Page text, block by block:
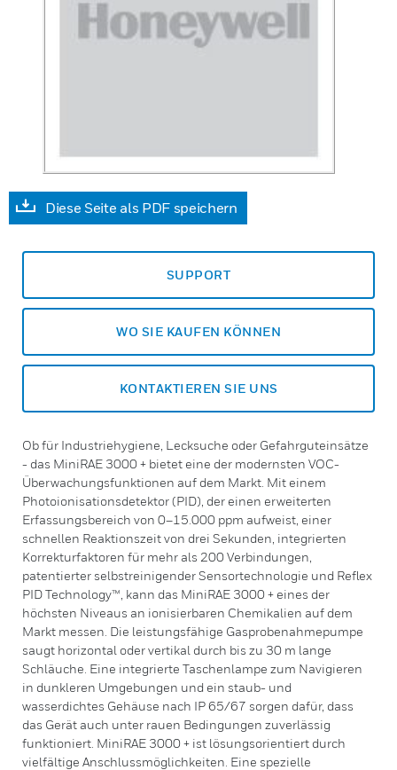
Diese Seite als PDF speichern
SUPPORT
WO SIE KAUFEN KÖNNEN
KONTAKTIEREN SIE UNS
Ob für Industriehygiene, Lecksuche oder Gefahrguteinsätze
- das MiniRAE 3000 + bietet eine der modernsten VOC-
Überwachungsfunktionen auf dem Markt. Mit einem
Photoionisationsdetektor (PID), der einen erweiterten
Erfassungsbereich von 0–15.000 ppm aufweist, einer
schnellen Reaktionszeit von drei Sekunden, integrierten
Korrekturfaktoren für mehr als 200 Verbindungen,
patentierter selbstreinigender Sensortechnologie und Reflex
PID Technology™, kann das MiniRAE 3000 + eines der
höchsten Niveaus an ionisierbaren Chemikalien auf dem
Markt messen. Die leistungsfähige Gasprobenahmepumpe
saugt horizontal oder vertikal durch bis zu 30 m lange
Schläuche. Eine integrierte Taschenlampe zum Navigieren
in dunkleren Umgebungen und ein staub- und
wasserdichtes Gehäuse nach IP 65/67 sorgen dafür, dass
das Gerät auch unter rauen Bedingungen zuverlässig
funktioniert. MiniRAE 3000 + ist lösungsorientiert durch
vielfältige Anschlussmöglichkeiten. Eine spezielle